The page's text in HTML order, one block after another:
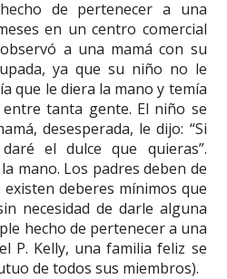
de pertenecer a una
en un centro comercial
a una mamá con su
ya que su niño no le
que le diera la mano y temía
tanta gente. El niño se
desesperada, le dijo: “Si
el dulce que quieras”.
mano. Los padres deben de
deberes mínimos que
necesidad de darle alguna
hecho de pertenecer a una
P. Kelly, una familia feliz se
de todos sus miembros).